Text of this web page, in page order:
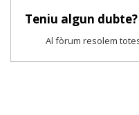
Teniu algun dubte?
Al fòrum resolem